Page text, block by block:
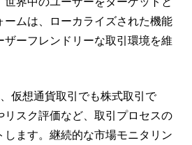
ムは、ローカライズされた機能
ザーフレンドリーな取引環境を維
仮想通貨取引でも株式取引で
リスク評価など、取引プロセスの
ます。継続的な市場モニタリン